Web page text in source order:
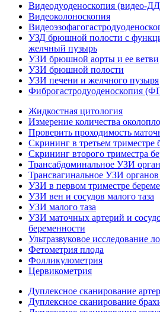
Видеодуоденоскопия (видео-
Видеоколоноскопия
УЗД брюшной полости с
желчный пузырь
УЗИ брюшной аорты и ее ветви
УЗИ брюшной полости
УЗИ печени и желчного пузыря
Фиброгастродуоденоскопия
Жидкостная цитология
Измерение количества
Проверить проходимость
Скрининг в третьем триместре
Скрининг второго триместра
Трансабдоминальное УЗИ
Трансвагинальное УЗИ органов
УЗИ в первом триместре
УЗИ вен и сосудов малого таза
УЗИ малого таза
УЗИ маточных артерий и
беременности
Ультразвуковое исследование
Фетометрия плода
Фолликулометрия
Цервикометрия
Дуплексное сканирование
Дуплексное сканирование